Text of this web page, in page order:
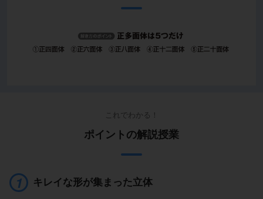
これでわかる！
ポイントの解説授業
キレイな形が集まった立体